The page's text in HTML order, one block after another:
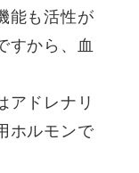
能も活性が
すから、血
アドレナリ
ホルモンで